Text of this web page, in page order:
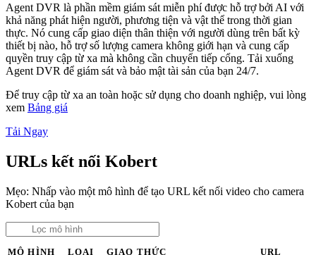
Agent DVR là phần mềm giám sát miễn phí được hỗ trợ bởi AI với
khả năng phát hiện người, phương tiện và vật thể trong thời gian
thực. Nó cung cấp giao diện thân thiện với người dùng trên bất kỳ
thiết bị nào, hỗ trợ số lượng camera không giới hạn và cung cấp
quyền truy cập từ xa mà không cần chuyển tiếp cổng. Tải xuống
Agent DVR để giám sát và bảo mật tài sản của bạn 24/7.
Để truy cập từ xa an toàn hoặc sử dụng cho doanh nghiệp, vui lòng
xem Bảng giá
Tải Ngay
URLs kết nối Kobert
Mẹo: Nhấp vào một mô hình để tạo URL kết nối video cho camera
Kobert của bạn
MÔ HÌNH LOẠI GIAO THỨC URL